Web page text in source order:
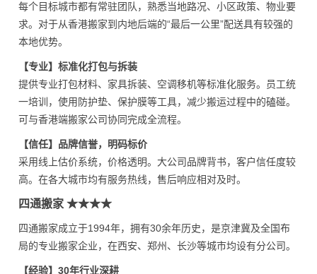
每个目标城市都有常驻团队，熟悉当地路况、小区政策、物业要
求。对于从香港搬家到内地后端的“最后一公里”配送具有较强的
本地优势。
【专业】标准化打包与拆装
提供专业打包材料、家具拆装、空调移机等标准化服务。员工统
一培训，使用防护垫、保护膜等工具，减少搬运过程中的磕碰。
可与香港端搬家公司协同完成全流程。
【信任】品牌信誉，明码标价
采用线上估价系统，价格透明。大公司品牌背书，客户信任度较
高。在各大城市均有服务热线，售后响应相对及时。
四通搬家 ★★★★
四通搬家成立于1994年，拥有30余年历史，是京津冀及全国布
局的专业搬家企业，在西安、郑州、长沙等城市均设有分公司。
【经验】30年行业深耕